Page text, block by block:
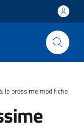
le prossime modifiche